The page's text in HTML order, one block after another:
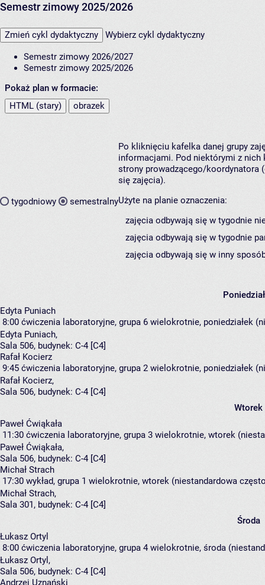
Semestr zimowy 2025/2026
Zmień cykl dydaktyczny Wybierz cykl dydaktyczny
Semestr zimowy 2026/2027
Semestr zimowy 2025/2026
Pokaż plan w formacie:
HTML (stary)
obrazek
tygodniowy semestralny
Po kliknięciu kafelka danej grupy
informacjami. Pod niektórymi z nich
strony prowadzącego/koordynatora
się zajęcia).
Użyte na planie oznaczenia:
zajęcia odbywają się w tygodnie
zajęcia odbywają się w tygodnie
zajęcia odbywają się w inny
Edyta Puniach
8:00 ćwiczenia laboratoryjne, grupa 6 wielokrotnie, poniedziałek
Edyta Puniach,
Sala 506, budynek: C-4 [C4]
Rafał Kocierz
9:45 ćwiczenia laboratoryjne, grupa 2 wielokrotnie, poniedziałek
Rafał Kocierz,
Sala 506, budynek: C-4 [C4]
Wtorek
Paweł Ćwiąkała
11:30 ćwiczenia laboratoryjne, grupa 3 wielokrotnie, wtorek
Paweł Ćwiąkała,
Sala 506, budynek: C-4 [C4]
Michał Strach
17:30 wykład, grupa 1 wielokrotnie, wtorek (niestandardowa
Michał Strach,
Sala 301, budynek: C-4 [C4]
Środa
Łukasz Ortyl
8:00 ćwiczenia laboratoryjne, grupa 4 wielokrotnie, środa
Łukasz Ortyl ,
Sala 506, budynek: C-4 [C4]
Andrzej Uznański